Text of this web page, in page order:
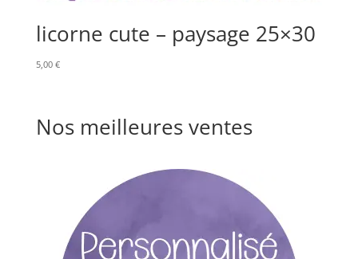
licorne cute – paysage 25×30
5,00 €
Nos meilleures ventes